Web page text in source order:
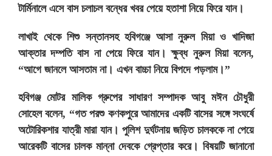
টার্মিনালে এসে বাস চলাচল বন্ধের খবর পেয়ে হতাশা নিয়ে ফিরে যান।
লাখাই থেকে শিশু সন্তানসহ হবিগঞ্জে আসা নুরুল মিয়া ও খাদিজা
আক্তার দম্পতি বাস না পেয়ে ফিরে যান। ক্ষুব্ধ নুরুল মিয়া বলেন,
‍“আগে জানলে আসতাম না। এখন বাচ্চা নিয়ে বিপদে পড়লাম।”
হবিগঞ্জ মোটর মালিক গ্রুপের সাধারণ সম্পাদক আবু মঈন চৌধুরী
সোহেল বলেন, “গত পরশু কণকপুরে আমাদের একটি বাসের সঙ্গে সংঘর্ষে
অটোরিকশার যাত্রী মারা যান। পুলিশ দুর্ঘটনায় জড়িত চালককে না পেয়ে
আরেকটি বাসের চালক মান্না দেবকে গ্রেপ্তার করে। বিষয়টি জানানো